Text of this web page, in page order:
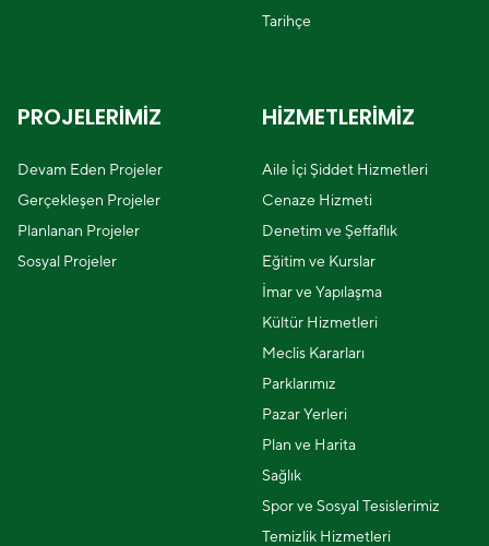
Tarihçe
PROJELERİMİZ
Devam Eden Projeler
Gerçekleşen Projeler
Planlanan Projeler
Sosyal Projeler
HİZMETLERİMİZ
Aile İçi Şiddet Hizmetleri
Cenaze Hizmeti
Denetim ve Şeffaflık
Eğitim ve Kurslar
İmar ve Yapılaşma
Kültür Hizmetleri
Meclis Kararları
Parklarımız
Pazar Yerleri
Plan ve Harita
Sağlık
Spor ve Sosyal Tesislerimiz
Temizlik Hizmetleri